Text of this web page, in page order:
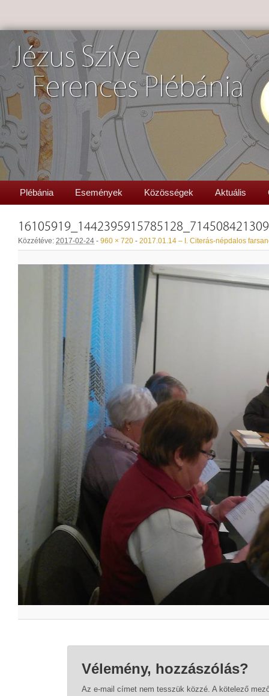
Jézus Szíve
Ferences Plébánia
Plébánia Események Közösségek Aktuális
Közzétéve: 2017-02-24 - 960 × 720 - 2017.01.14 – I. Citerás-népdalos
Vélemény, hozzászólás?
Az e-mail címet nem tesszük közzé. A kötelező